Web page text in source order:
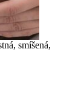
smíšená,